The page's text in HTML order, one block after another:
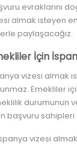
evraklarını
almak isteyen
paylaşacağız.
İçin
vizesi almak
Emekliler
durumunun
başvuru
vizesi